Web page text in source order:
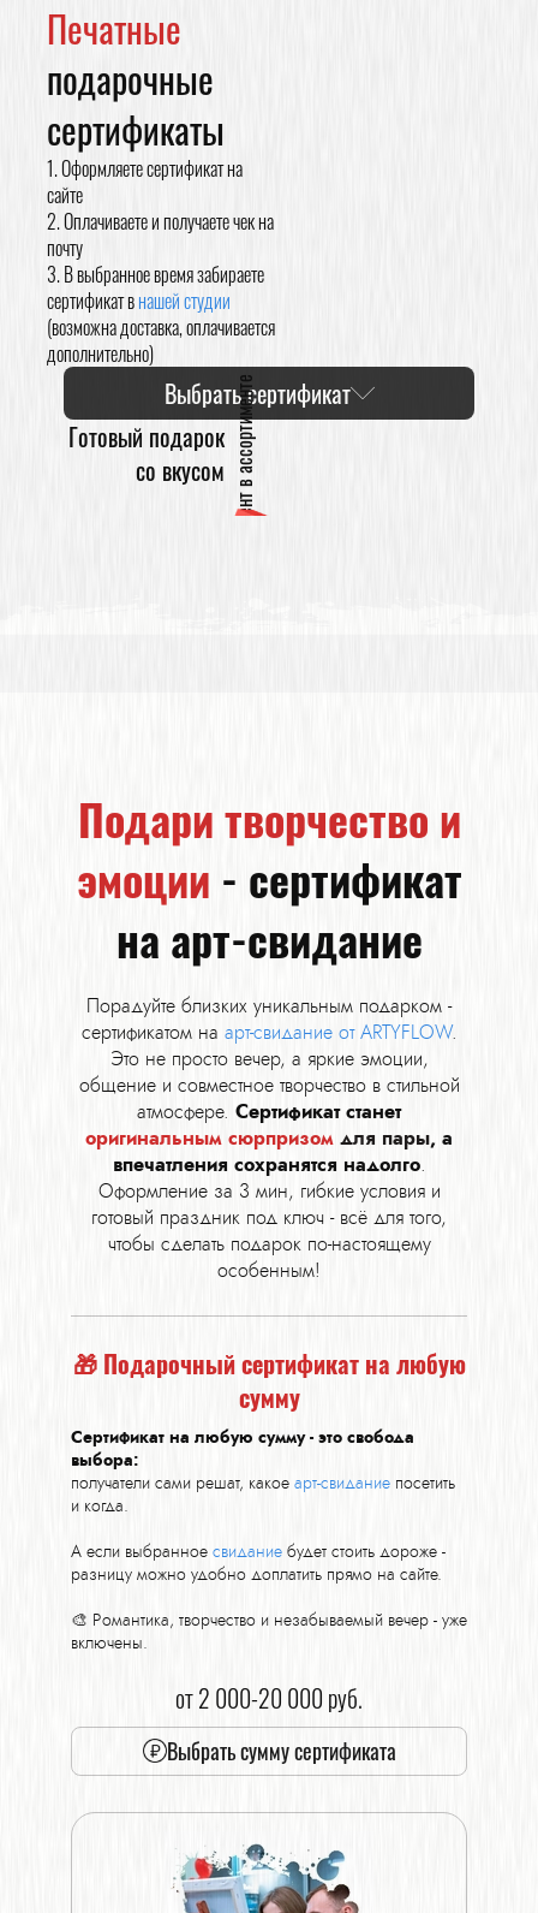
Печатные
подарочные
сертификаты
Оформляете сертификат на
сайте
Оплачиваете и получаете чек на
почту
В выбранное время забираете
сертификат внашей студии
(возможна доставка, оплачивается
дополнительно)
Выбрать сертификат
Готовый подарок
со вкусомКоробка и презент в ассортименте
Подари творчество и
эмоции - сертификат
на арт-свидание
Порадуйте близких уникальным подарком -
сертификатом на арт-свидание от ARTYFLOW.
Это не просто вечер, а яркие эмоции,
общение и совместное творчество в стильной
атмосфере. Сертификат станет
оригинальным сюрпризом для пары, а
впечатления сохранятся надолго.
Оформление за 3 мин, гибкие условия и
готовый праздник под ключ - всё для того,
чтобы сделать подарок по-настоящему
особенным!
🎁 Подарочный сертификат на любую
сумму
Сертификат на любую сумму - это свобода
выбора:
получатели сами решат, какое арт-свидание посетить
и когда.
А если выбранное свидание будет стоить дороже -
разницу можно удобно доплатить прямо на сайте.
🎨 Романтика, творчество и незабываемый вечер - уже
включены.
от 2 000-20 000 руб.
Выбрать сумму сертификата